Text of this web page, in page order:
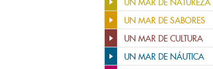
UN MAR DE NATUREZA
UN MAR DE SABORES
UN MAR DE CULTURA
UN MAR DE NÁUTICA